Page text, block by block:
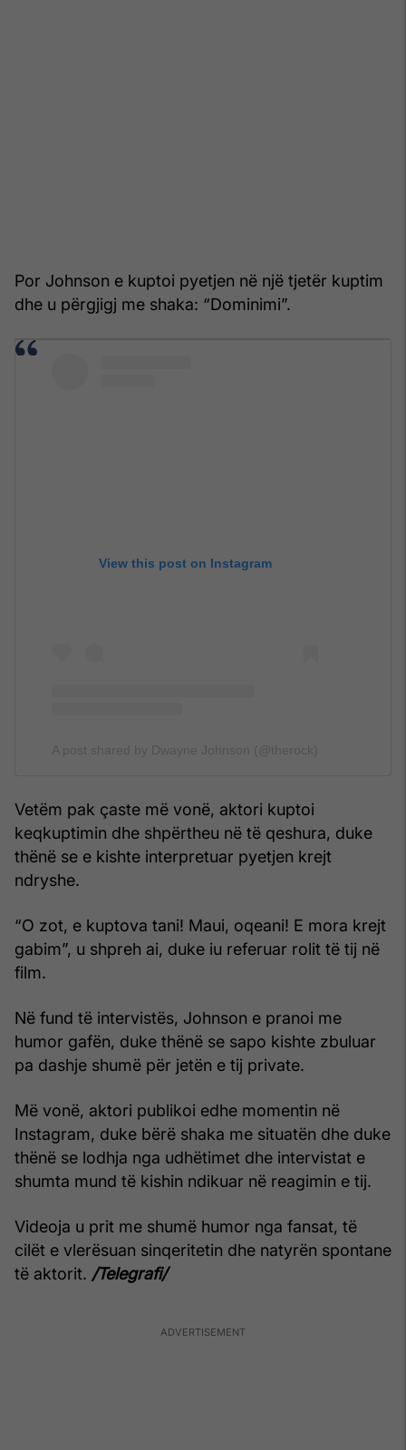
Por Johnson e kuptoi pyetjen në një tjetër kuptim
dhe u përgjigj me shaka: “Dominimi”.
View this post on Instagram
Vetëm pak çaste më vonë, aktori kuptoi
keqkuptimin dhe shpërtheu në të qeshura, duke
thënë se e kishte interpretuar pyetjen krejt
ndryshe.
“O zot, e kuptova tani! Maui, oqeani! E mora krejt
gabim”, u shpreh ai, duke iu referuar rolit të tij në
film.
Në fund të intervistës, Johnson e pranoi me
humor gafën, duke thënë se sapo kishte zbuluar
pa dashje shumë për jetën e tij private.
Më vonë, aktori publikoi edhe momentin në
Instagram, duke bërë shaka me situatën dhe duke
thënë se lodhja nga udhëtimet dhe intervistat e
shumta mund të kishin ndikuar në reagimin e tij.
Videoja u prit me shumë humor nga fansat, të
cilët e vlerësuan sinqeritetin dhe natyrën spontane
të aktorit. /Telegrafi/